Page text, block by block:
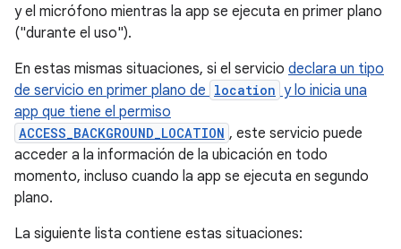
y el micrófono mientras la app se ejecuta en primer plano
("durante el uso").
En estas mismas situaciones, si el servicio declara un tipo
de servicio en primer plano de location y lo inicia una
app que tiene el permiso
ACCESS_BACKGROUND_LOCATION , este servicio puede
acceder a la información de la ubicación en todo
momento, incluso cuando la app se ejecuta en segundo
plano.
La siguiente lista contiene estas situaciones: